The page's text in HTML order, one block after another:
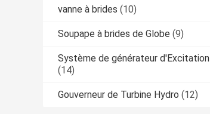
vanne à brides (10)
Soupape à brides de Globe (9)
Système de générateur d'Excitation
(14)
Gouverneur de Turbine Hydro (12)